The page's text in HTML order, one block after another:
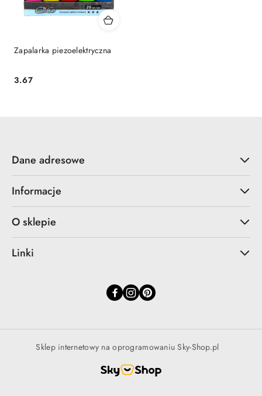
Zapalarka piezoelektryczna
Cena:
3.67
Dane adresowe
Informacje
O sklepie
Linki
Sklep internetowy na oprogramowaniu Sky-Shop.pl